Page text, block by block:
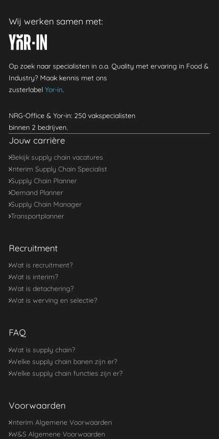
Wij werken samen met:
Op zoek naar specialisten in o.a. Quality met ervaring in Food &
Industry? Maak kennis met ons
zusterlabel Yor-in.
NRG-Office & Yor-in: 250 vakspecialisten
binnen 2 bedrijven.
Jouw carrière
Bekijk supply chain vacatures
Interim Supply Chain Specialist
Supply Chain Planner
Demand Planner
Supply Chain Manager
Transportplanner
Recruitment
Wat is recruitment?
Wat is interim?
Wat is detachering?
Wat is werving en selectie?
FAQ
Wat is supply chain?
Welke supply chain banen zijn er?
Welke supply chain functies zijn er?
Voorwaarden
Interim Algemene Voorwaarden
W&S Algemene Voorwaarden